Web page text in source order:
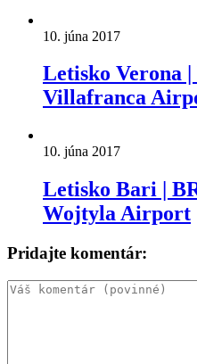
10. júna 2017
Letisko Verona
Villafranca
10. júna 2017
Letisko Bari |
Wojtyla Airport
Pridajte komentár: